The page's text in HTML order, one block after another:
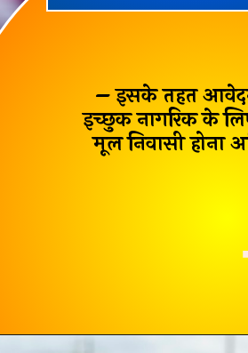
– इसके तहत
इच्छुक नागरिक के
मूल निवासी होना